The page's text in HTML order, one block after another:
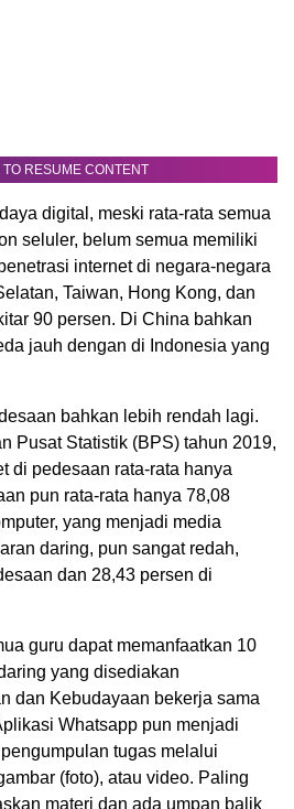
RESUME CONTENT
digital, meski rata-rata semua
seluler, belum semua memiliki
internet di negara-negara
Taiwan, Hong Kong, dan
90 persen. Di China bahkan
jauh dengan di Indonesia yang
bahkan lebih rendah lagi.
Pusat Statistik (BPS) tahun 2019,
di pedesaan rata-rata hanya
pun rata-rata hanya 78,08
yang menjadi media
daring, pun sangat redah,
dan 28,43 persen di
guru dapat memanfaatkan 10
yang disediakan
dan Kebudayaan bekerja sama
Whatsapp pun menjadi
tugas melalui
(foto), atau video. Paling
materi dan ada umpan balik